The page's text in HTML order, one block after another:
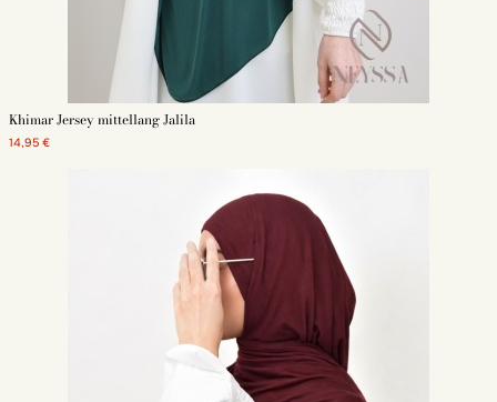
Khimar Jersey mittellang Jalila
14,95 €